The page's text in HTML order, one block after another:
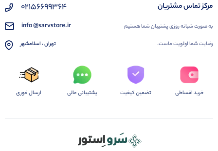
مرکز تماس مشتریان
به صورت شبانه روزی پشتیبان شما هستیم
رضایت شما اولویت ماست.
02156699364
info @sarvstore.ir
تهران ، اسلامشهر
خرید اقساطی تضمین کیفیت پشتیبانی عالی ارسال فوری